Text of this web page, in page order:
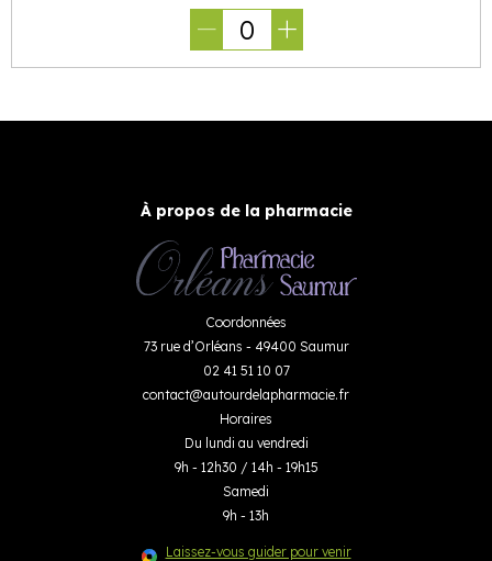
0
À propos de la pharmacie
Coordonnées
73 rue d’Orléans - 49400 Saumur
02 41 51 10 07
contact@autourdelapharmacie.fr
Horaires
Du lundi au vendredi
9h - 12h30 / 14h - 19h15
Samedi
9h - 13h
Laissez-vous guider pour venir